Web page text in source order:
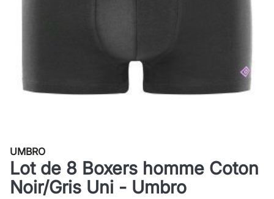
UMBRO
Lot de 8 Boxers homme Coton
Noir/Gris Uni - Umbro